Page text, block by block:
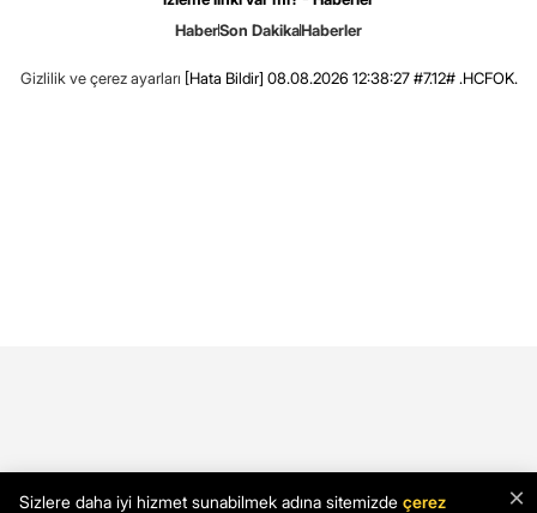
HaberSon DakikaHaberler
Gizlilik ve çerez ayarları [Hata Bildir] 08.08.2026 12:38:27 #7.12# .HCFOK.
×
Sizlere daha iyi hizmet sunabilmek adına sitemizde çerez